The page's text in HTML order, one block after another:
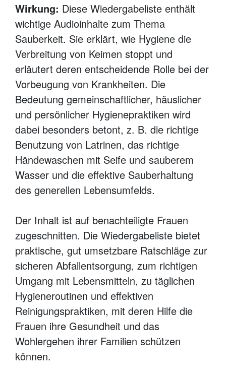
Wirkung: Diese Wiedergabeliste enthält
wichtige Audioinhalte zum Thema
Sauberkeit. Sie erklärt, wie Hygiene die
Verbreitung von Keimen stoppt und
erläutert deren entscheidende Rolle bei der
Vorbeugung von Krankheiten. Die
Bedeutung gemeinschaftlicher, häuslicher
und persönlicher Hygienepraktiken wird
dabei besonders betont, z. B. die richtige
Benutzung von Latrinen, das richtige
Händewaschen mit Seife und sauberem
Wasser und die effektive Sauberhaltung
des generellen Lebensumfelds.
Der Inhalt ist auf benachteiligte Frauen
zugeschnitten. Die Wiedergabeliste bietet
praktische, gut umsetzbare Ratschläge zur
sicheren Abfallentsorgung, zum richtigen
Umgang mit Lebensmitteln, zu täglichen
Hygieneroutinen und effektiven
Reinigungspraktiken, mit deren Hilfe die
Frauen ihre Gesundheit und das
Wohlergehen ihrer Familien schützen
können.